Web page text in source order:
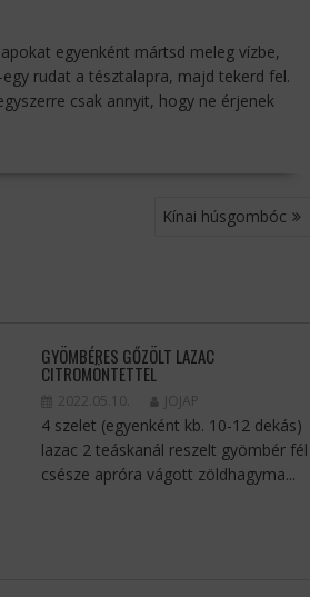
egyenként mártsd meleg vízbe,
rudat a tésztalapra, majd tekerd fel.
csak annyit, hogy ne érjenek
Kínai húsgombóc
GYÖMBÉRES GŐZÖLT LAZAC
CITROMÖNTETTEL
2022.05.10. JOJAP
4 szelet (egyenként kb. 10-12 dekás)
lazac 2 teáskanál reszelt gyömbér fél
csésze apróra vágott zöldhagyma...